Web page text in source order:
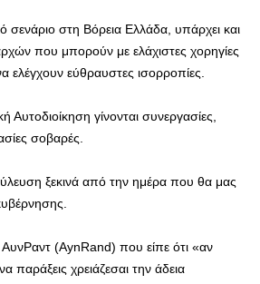
σενάριο στη Βόρεια Ελλάδα, υπάρχει και
που μπορούν με ελάχιστες χορηγίες
ελέγχουν εύθραυστες ισορροπίες.
Αυτοδιοίκηση γίνονται συνεργασίες,
σοβαρές.
ξεκινά από την ημέρα που θα μας
(AynRand) που είπε ότι «αν
παράξεις χρειάζεσαι την άδεια